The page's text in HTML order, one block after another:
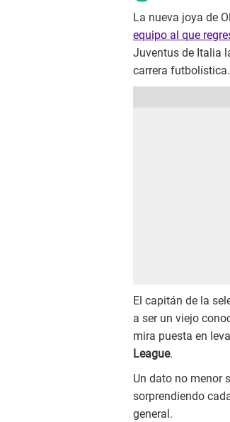
La nueva joya de
equipo al que
Juventus de Italia
carrera futbolística.
El capitán de la
a ser un viejo
mira puesta en
League.
Un dato no menor
sorprendiendo
general.